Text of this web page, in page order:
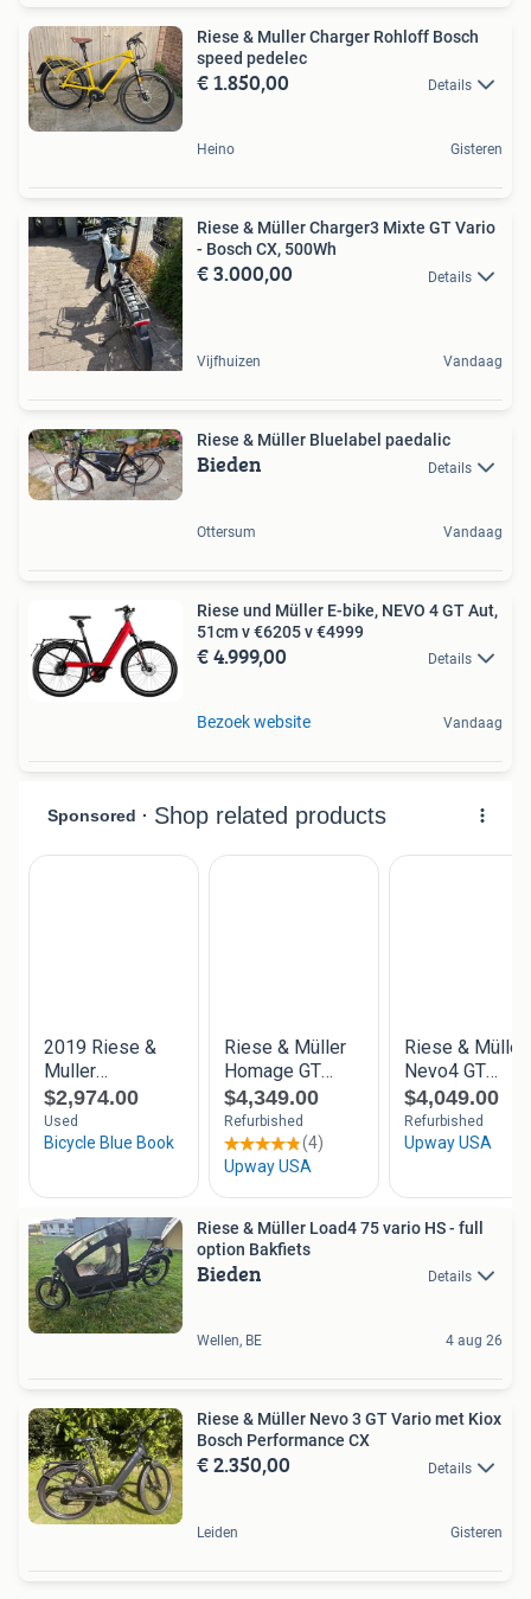
Riese & Muller Charger Rohloff Bosch
speed pedelec
€ 1.850,00 Details
Heino Gisteren
Riese & Müller Charger3 Mixte GT Vario
- Bosch CX, 500Wh
€ 3.000,00 Details
Vijfhuizen Vandaag
Riese & Müller Bluelabel paedalic
Bieden Details
Ottersum Vandaag
Riese und Müller E-bike, NEVO 4 GT Aut,
51cm v €6205 v €4999
€ 4.999,00 Details
Bezoek website Vandaag
Riese & Müller Load4 75 vario HS - full
option Bakfiets
Bieden Details
Wellen, BE 4 aug 26
Riese & Müller Nevo 3 GT Vario met Kiox
Bosch Performance CX
€ 2.350,00 Details
Leiden Gisteren